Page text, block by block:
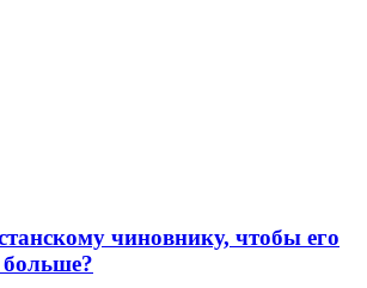
чиновнику, чтобы его